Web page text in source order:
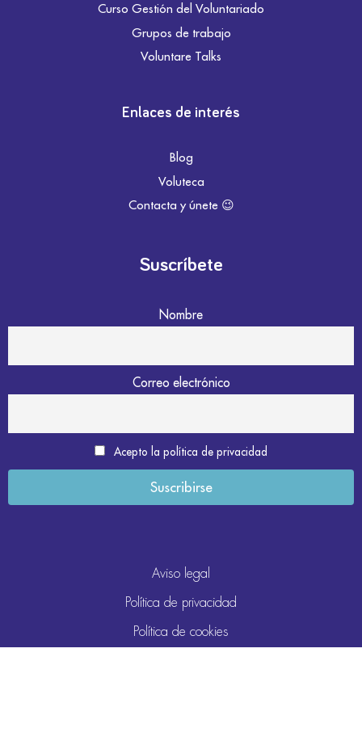
Curso Gestión del Voluntariado
Grupos de trabajo
Voluntare Talks
Enlaces de interés
Blog
Voluteca
Contacta y únete 😉
Suscríbete
Nombre
Correo electrónico
Acepto la política de privacidad
Aviso legal
Política de privacidad
Política de cookies